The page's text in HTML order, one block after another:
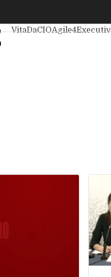
Facebook
VitaDaCIO